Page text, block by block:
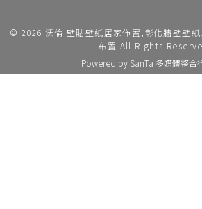
© 2026 沃倫|壁貼壁紙居家佈置,彰化牆壁壁
布置 All Rights
Powered by SanTa 多媒體整合